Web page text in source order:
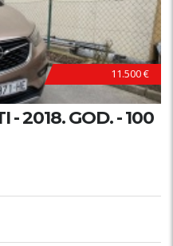
11.500 €
- 2018. GOD. - 100